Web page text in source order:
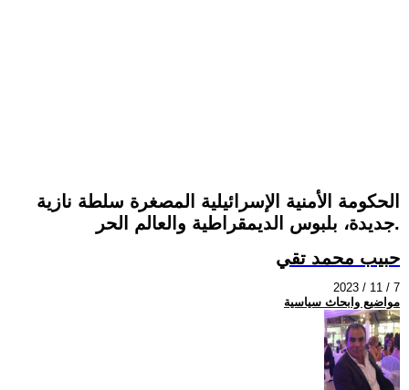
الحكومة الأمنية الإسرائيلية المصغرة سلطة نازية
جديدة، بلبوس الديمقراطية والعالم الحر.
حبيب محمد تقي
2023 / 11 / 7
مواضيع وابحاث سياسية